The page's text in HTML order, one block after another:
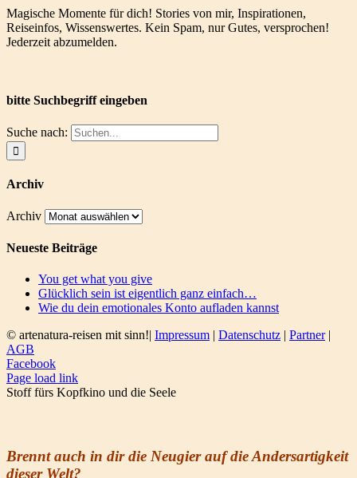
Magische Momente für dich! Stories von mir, Inspirationen,
Reiseinfos, Wissenswertes. Kein Spam, nur Gutes, versprochen!
Jederzeit abzumelden.
bitte Suchbegriff eingeben
Suche nach:
Archiv
Archiv
Neueste Beiträge
You get what you give
Glücklich sein ist eigentlich ganz einfach…
Wie du dein emotionales Konto aufladen kannst
© artenatura-reisen mit sinn!| Impressum | Datenschutz | Partner|
AGB
Facebook
Page load link
Stoff fürs Kopfkino und die Seele
Brennt auch in dir die Neugier auf die Andersartigkeit
dieser Welt?